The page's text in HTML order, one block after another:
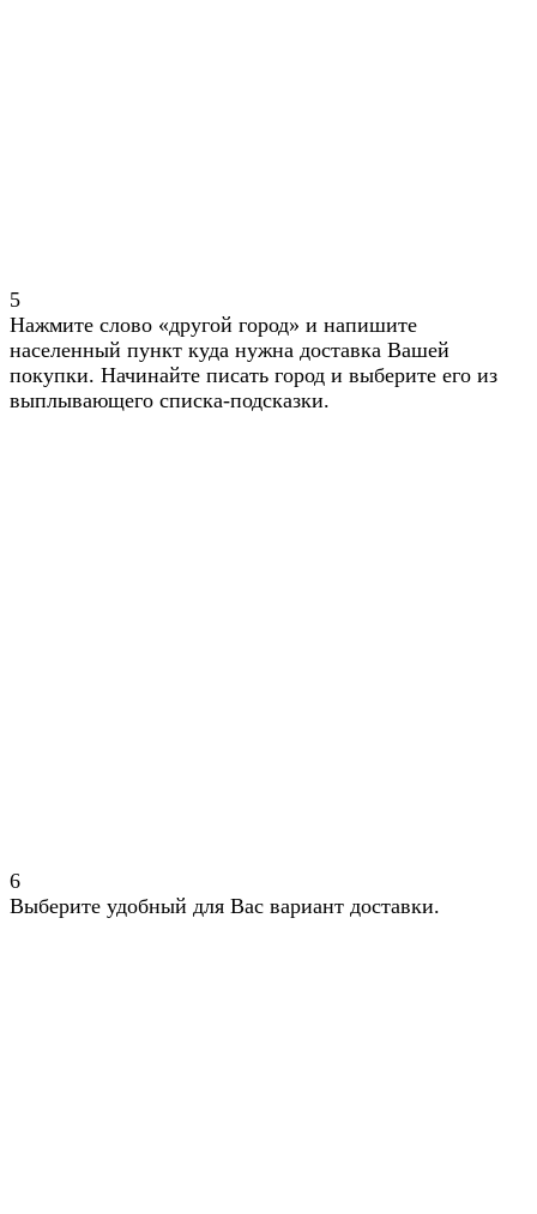
5
Нажмите слово «другой город» и напишите
населенный пункт куда нужна доставка Вашей
покупки. Начинайте писать город и выберите его из
выплывающего списка-подсказки.
6
Выберите удобный для Вас вариант доставки.